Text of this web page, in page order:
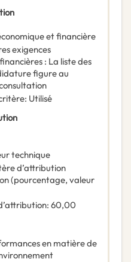
et financière
exigences
: La liste des
figure au
: Utilisé
technique
d’attribution
(pourcentage, valeur
: 60,00
en matière de